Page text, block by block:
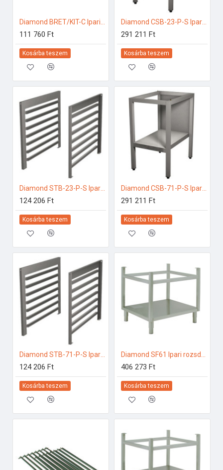
111 760 Ft
Kosárba teszem
Diamond CSB-23-P-S Ipari rozsdamentes bútorok
291 211 Ft
Kosárba teszem
124 206 Ft
Kosárba teszem
Diamond CSB-71-P-S Ipari rozsdamentes bútorok
291 211 Ft
Kosárba teszem
124 206 Ft
Kosárba teszem
406 273 Ft
Kosárba teszem